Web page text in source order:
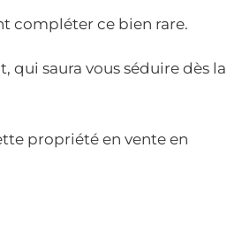
compléter ce bien rare.
qui saura vous séduire dès la
propriété en vente en